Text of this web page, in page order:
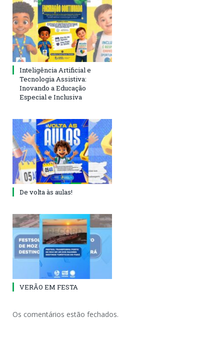
Inteligência Artificial e
Tecnologia Assistiva:
Inovando a Educação
Especial e Inclusiva
De volta às aulas!
VERÃO EM FESTA
Os comentários estão fechados.